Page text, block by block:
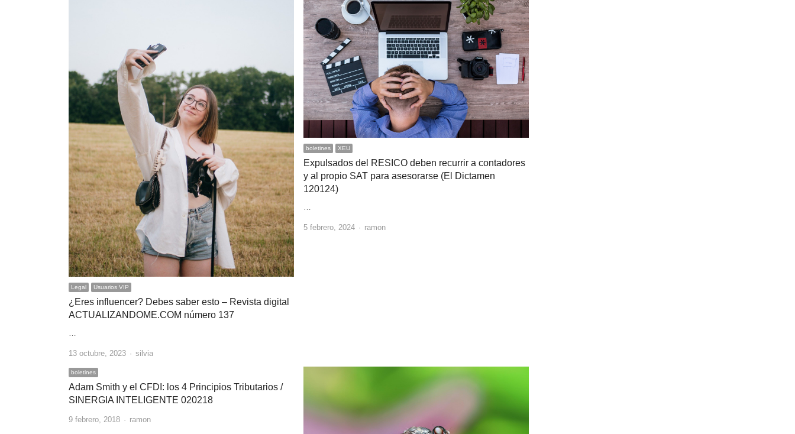
Legal Usuarios VIP
¿Eres influencer? Debes saber esto – Revista digital
ACTUALIZANDOME.COM número 137
…
13 octubre, 2023 Author
silvia
boletines XEU
Expulsados del RESICO deben recurrir a contadores
y al propio SAT para asesorarse (El Dictamen
120124)
5 febrero, 2024 Author
ramon
boletines
Adam Smith y el CFDI: los 4 Principios Tributarios /
SINERGIA INTELIGENTE 020218
9 febrero, 2018 Author
ramon